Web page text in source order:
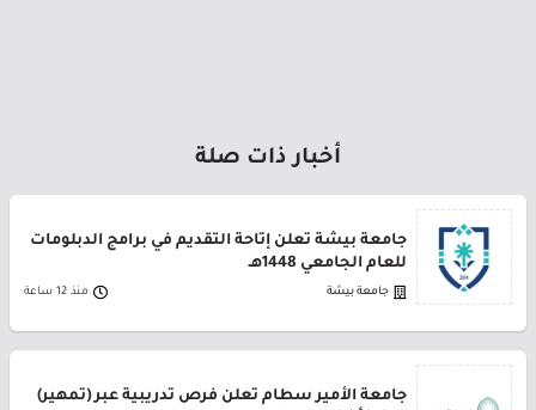
أخبار ذات صلة
جامعة بيشة تعلن إتاحة التقديم في برامج الدبلومات
للعام الجامعي 1448هـ
جامعة بيشة منذ 12 ساعة
جامعة الأمير سطام تعلن فرص تدريبية عبر (تمهير)